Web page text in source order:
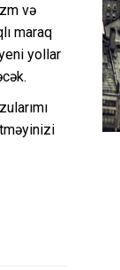
və
maraq
yollar